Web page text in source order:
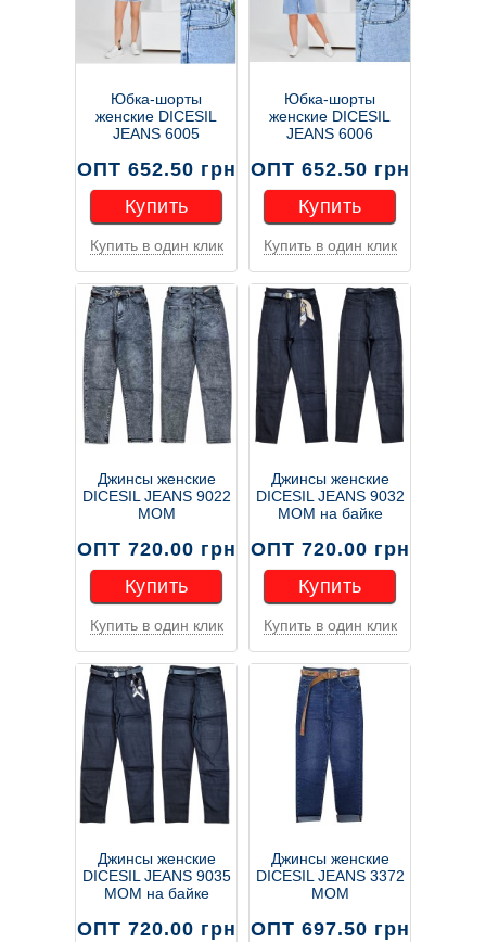
Юбка-шорты
женские DICESIL
JEANS 6005
ОПТ 652.50 грн
Купить
Купить
Купить в один клик
Юбка-шорты
женские DICESIL
JEANS 6006
ОПТ 652.50 грн
Купить
Купить
Купить в один клик
Джинсы женские
DICESIL JEANS 9022
MOM
ОПТ 720.00 грн
Купить
Купить
Купить в один клик
Джинсы женские
DICESIL JEANS 9032
MOM на байке
ОПТ 720.00 грн
Купить
Купить
Купить в один клик
Джинсы женские
DICESIL JEANS 9035
MOM на байке
ОПТ 720.00 грн
Джинсы женские
DICESIL JEANS 3372
MOM
ОПТ 697.50 грн